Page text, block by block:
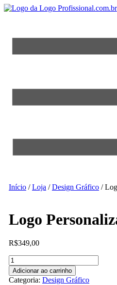
Início /Loja /Design Gráfico /
Logo
R$349,00
Logo
Personalizado
quantidade
Adicionar ao carrinho
Categoria: Design Gráfico